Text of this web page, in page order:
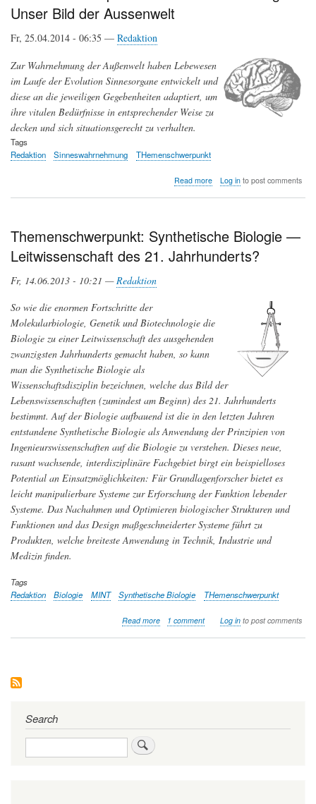
Unser Bild der Aussenwelt
Fr, 25.04.2014 - 06:35 — Redaktion
Zur Wahrnehmung der Außenwelt haben Lebewesen
im Laufe der Evolution Sinnesorgane entwickelt und
diese an die jeweiligen Gegebenheiten adaptiert, um
ihre vitalen Bedürfnisse in entsprechender Weise zu
decken und sich situationsgerecht zu verhalten.
Tags
Redaktion
Sinneswahrnehmung THemenschwerpunkt
Read moreabout
Bild
Aussenwelt
Log into post comments
Themenschwerpunkt: Synthetische Biologie —
Leitwissenschaft des 21. Jahrhunderts?
Fr, 14.06.2013 - 10:21 — Redaktion
So wie die enormen Fortschritte der
Molekularbiologie, Genetik und Biotechnologie die
Biologie zu einer Leitwissenschaft des ausgehenden
zwanzigsten Jahrhunderts gemacht haben, so kann
man die Synthetische Biologie als
Wissenschaftsdisziplin bezeichnen, welche das Bild der
Lebenswissenschaften (zumindest am Beginn) des 21. Jahrhunderts
bestimmt. Auf der Biologie aufbauend ist die in den letzten Jahren
entstandene Synthetische Biologie als Anwendung der Prinzipien von
Ingenieurswissenschaften auf die Biologie zu verstehen. Dieses neue,
rasant wachsende, interdisziplinäre Fachgebiet birgt ein beispielloses
Potential an Einsatzmöglichkeiten: Für Grundlagenforscher bietet es
leicht manipulierbare Systeme zur Erforschung der Funktion lebender
Systeme. Das Nachahmen und Optimieren biologischer Strukturen und
Funktionen und das Design maßgeschneiderter Systeme führt zu
Produkten, welche breiteste Anwendung in Technik, Industrie und
Medizin finden.
Tags
Redaktion
Biologie MINT Synthetische Biologie THemenschwerpunkt
Read moreabout1 comment Log into post comments
Search
Search